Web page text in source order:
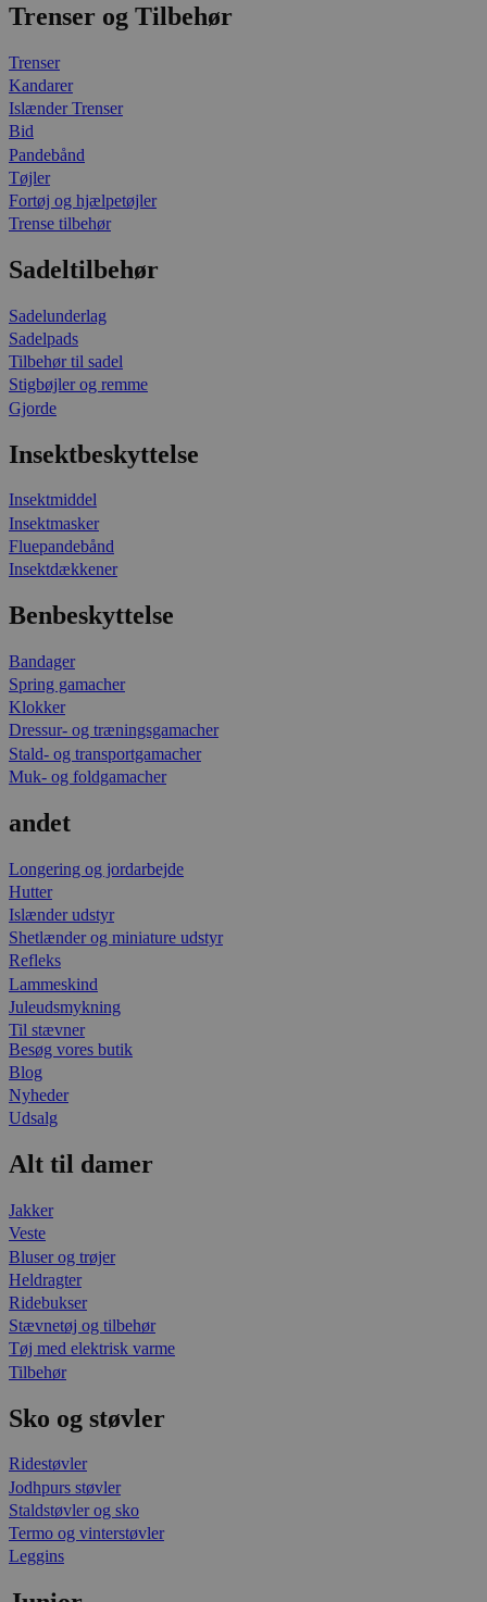
Trenser og Tilbehør
Trenser
Kandarer
Islænder Trenser
Bid
Pandebånd
Tøjler
Fortøj og hjælpetøjler
Trense tilbehør
Sadeltilbehør
Sadelunderlag
Sadelpads
Tilbehør til sadel
Stigbøjler og remme
Gjorde
Insektbeskyttelse
Insektmiddel
Insektmasker
Fluepandebånd
Insektdækkener
Benbeskyttelse
Bandager
Spring gamacher
Klokker
Dressur- og træningsgamacher
Stald- og transportgamacher
Muk- og foldgamacher
andet
Longering og jordarbejde
Hutter
Islænder udstyr
Shetlænder og miniature udstyr
Refleks
Lammeskind
Juleudsmykning
Til stævner
Besøg vores butik
Blog
Nyheder
Udsalg
Alt til damer
Jakker
Veste
Bluser og trøjer
Heldragter
Ridebukser
Stævnetøj og tilbehør
Tøj med elektrisk varme
Tilbehør
Sko og støvler
Ridestøvler
Jodhpurs støvler
Staldstøvler og sko
Termo og vinterstøvler
Leggins